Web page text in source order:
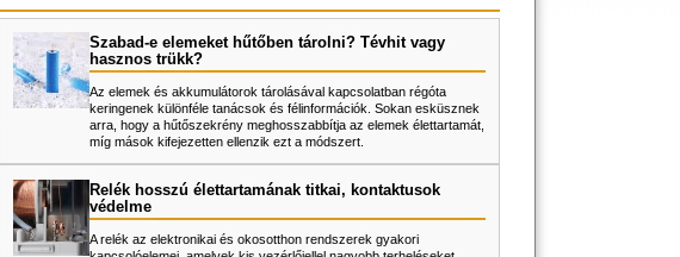
Szabad-e elemeket hűtőben tárolni? Tévhit vagy
hasznos trükk?
Az elemek és akkumulátorok tárolásával kapcsolatban régóta
keringenek különféle tanácsok és félinformációk. Sokan esküsznek
arra, hogy a hűtőszekrény meghosszabbítja az elemek élettartamát,
míg mások kifejezetten ellenzik ezt a módszert.
Relék hosszú élettartamának titkai, kontaktusok
védelme
A relék az elektronikai és okosotthon rendszerek gyakori